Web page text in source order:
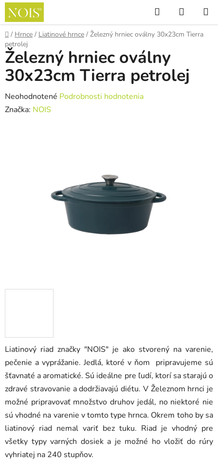
Prejsť
obsah
Hľadať
KOŠÍK
Domov
/ Hrnce / Liatinové hrnce / Železný hrniec oválny 30x23cm Tierra
petrolej
Liatinový riad značky "NOIS" je ako stvorený na varenie,
pečenie a vyprážanie. Jedlá, ktoré v ňom pripravujeme sú
šťavnaté a aromatické. Sú ideálne pre ľudí, ktorí sa starajú o
zdravé stravovanie a dodržiavajú diétu. V Železnom hrnci je
možné pripravovať množstvo druhov jedál, no niektoré nie
sú vhodné na varenie v tomto type hrnca. Okrem toho by sa
liatinový riad nemal variť bez tuku. Riad je vhodný pre
všetky typy varných dosiek a je možné ho vložiť do rúry
vyhriatej na 240 stupňov.
Železný hrniec oválny
30x23cm Tierra petrolej
Priemerné
hodnotenie
Neohodnotené Podrobnosti hodnotenia
Značka: NOIS